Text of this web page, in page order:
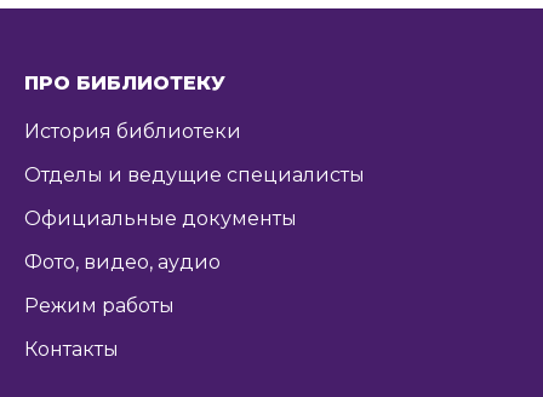
ПРО БИБЛИОТЕКУ
История библиотеки
Отделы и ведущие специалисты
Официальные документы
Фото, видео, аудио
Режим работы
Контакты